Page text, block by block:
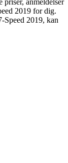
2019 for dig.
Speed 2019, kan